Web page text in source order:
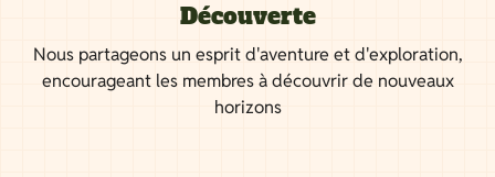
Découverte
Nous partageons un esprit d'aventure et d'exploration,
encourageant les membres à découvrir de nouveaux
horizons